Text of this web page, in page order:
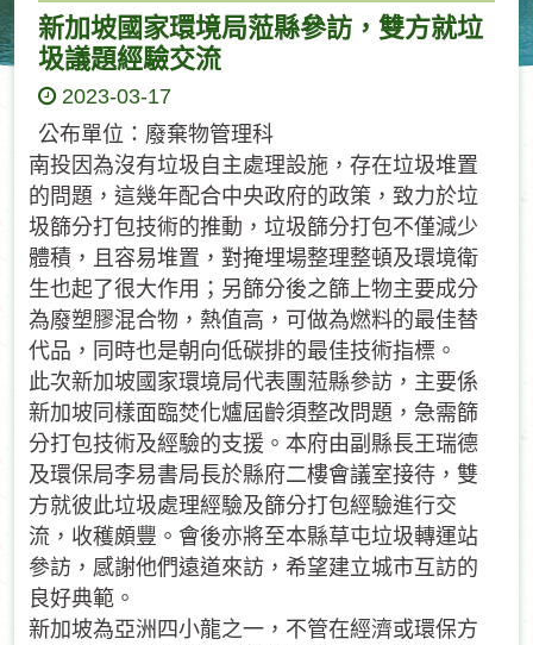
新加坡國家環境局蒞縣參訪，雙方就垃
圾議題經驗交流
2023-03-17
公布單位：廢棄物管理科
南投因為沒有垃圾自主處理設施，存在垃圾堆置
的問題，這幾年配合中央政府的政策，致力於垃
圾篩分打包技術的推動，垃圾篩分打包不僅減少
體積，且容易堆置，對掩埋場整理整頓及環境衛
生也起了很大作用；另篩分後之篩上物主要成分
為廢塑膠混合物，熱值高，可做為燃料的最佳替
代品，同時也是朝向低碳排的最佳技術指標。
此次新加坡國家環境局代表團蒞縣參訪，主要係
新加坡同樣面臨焚化爐屆齡須整改問題，急需篩
分打包技術及經驗的支援。本府由副縣長王瑞德
及環保局李易書局長於縣府二樓會議室接待，雙
方就彼此垃圾處理經驗及篩分打包經驗進行交
流，收穫頗豐。會後亦將至本縣草屯垃圾轉運站
參訪，感謝他們遠道來訪，希望建立城市互訪的
良好典範。
新加坡為亞洲四小龍之一，不管在經濟或環保方